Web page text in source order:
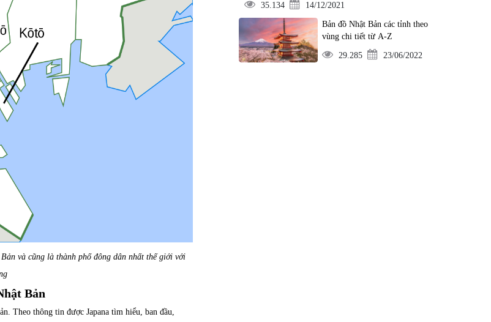
và cũng là thành phố đông dân nhất thế giới với
Bản
Theo thông tin được Japana tìm hiểu, ban đầu,
35.134 14/12/2021
Bản đồ Nhật Bản các tỉnh theo
vùng chi tiết từ A-Z
29.285 23/06/2022